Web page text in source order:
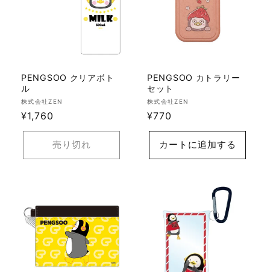
PENGSOO クリアボト
ル
販
売
元:
株式会社ZEN
通
常
格
¥1,760
売り切れ
PENGSOO カトラリー
セット
販
売
元:
株式会社ZEN
通
常
格
¥770
カートに追加する